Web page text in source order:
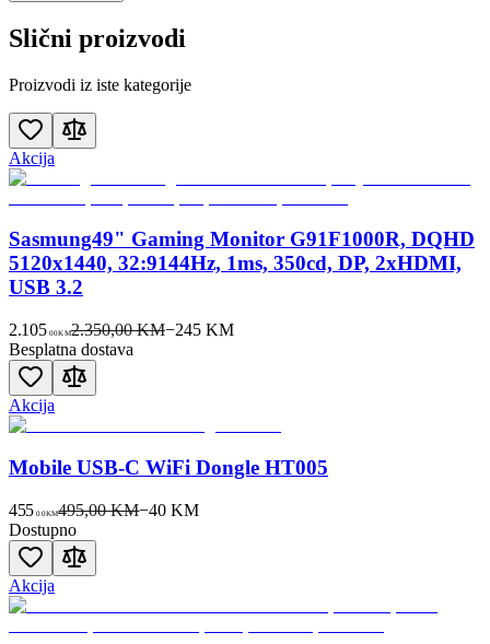
Slični proizvodi
Proizvodi iz iste kategorije
Akcija
Sasmung49" Gaming Monitor G91F1000R, DQHD
5120x1440, 32:9144Hz, 1ms, 350cd, DP, 2xHDMI,
USB 3.2
2.105 00KM2.350,00 KM−245KM
Besplatna dostava
Akcija
Mobile USB-C WiFi Dongle HT005
455 00KM495,00 KM−40 KM
Dostupno
Akcija